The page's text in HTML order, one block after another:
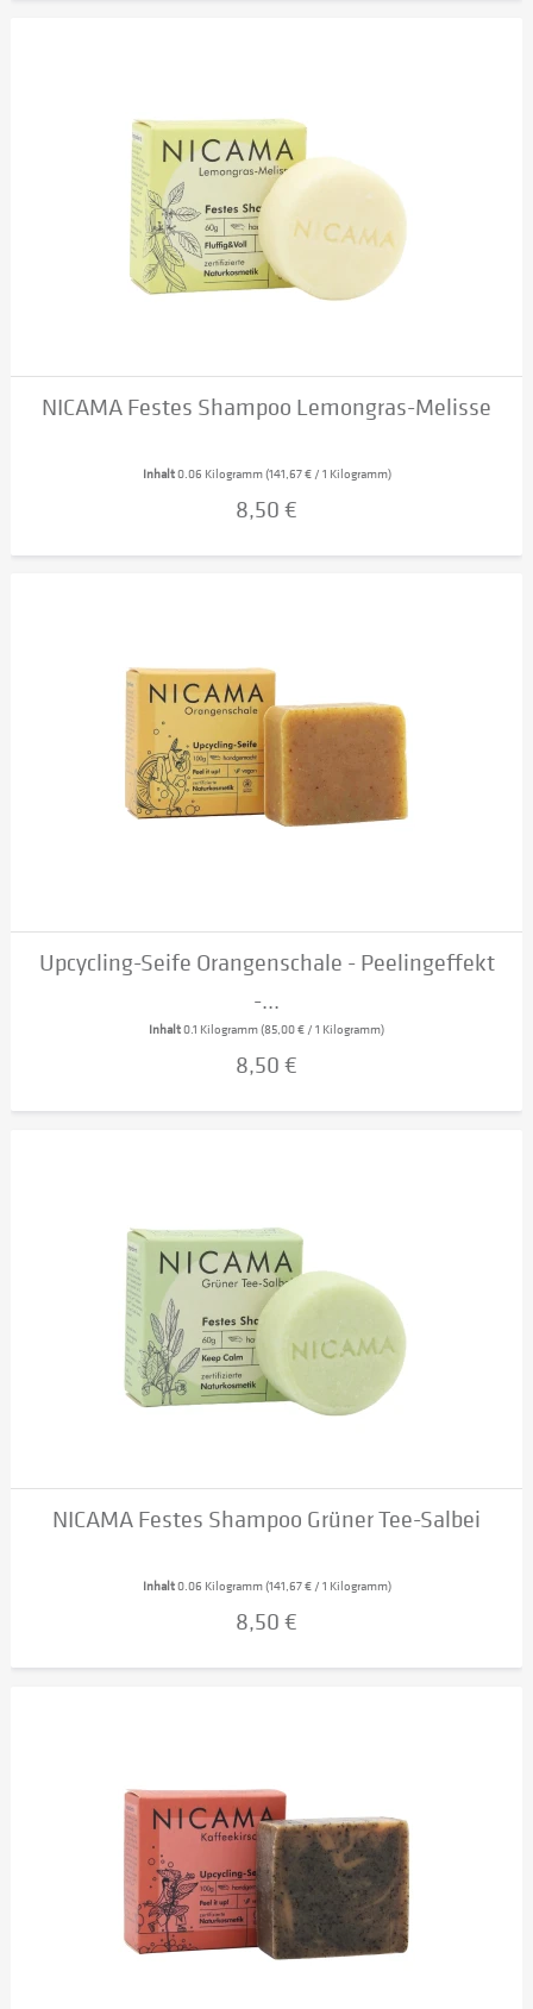
NICAMA Festes Shampoo Lemongras-Melisse
Inhalt0.06 Kilogramm(141,67 € / 1 Kilogramm)
8,50 €
Upcycling-Seife Orangenschale - Peelingeffekt
-...
Inhalt0.1 Kilogramm(85,00 € / 1 Kilogramm)
8,50 €
NICAMA Festes Shampoo Grüner Tee-Salbei
Inhalt0.06 Kilogramm(141,67 € / 1 Kilogramm)
8,50 €